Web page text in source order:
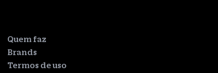
Quem faz
Brands
Termos de uso